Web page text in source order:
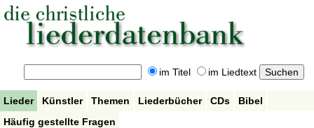
im Titel im Liedtext
Lieder Künstler Themen Liederbücher CDs
Bibel
Häufig gestellte Fragen